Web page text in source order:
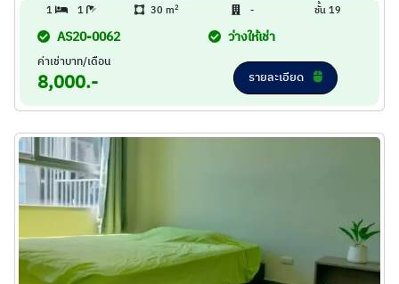
1 1 30 m2 - ชั้น 19
AS20-0062 ว่างให้เช่า
ค่าเช่าบาท/เดือน
8,000.- รายละเอียด